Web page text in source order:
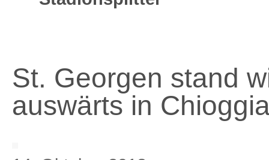
St. Georgen stand
auswärts in